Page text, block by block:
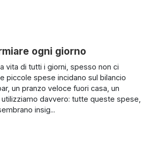
ogni giorno
vita di tutti i giorni, spesso non ci
piccole spese incidano sul bilancio
un pranzo veloce fuori casa, un
davvero: tutte queste spese,
insig...